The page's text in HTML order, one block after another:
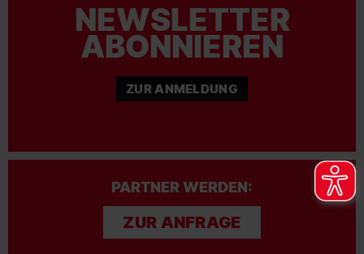
NEWSLETTER
ABONNIEREN
ZUR ANMELDUNG
PARTNER WERDEN:
ZUR ANFRAGE